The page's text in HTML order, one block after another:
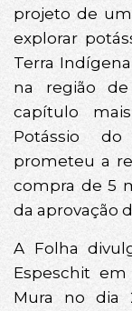
projeto de
explorar
Terra
na região de
capítulo
Potássio do
prometeu a
compra de 5
da aprovação
A Folha
Espeschit
Mura no dia